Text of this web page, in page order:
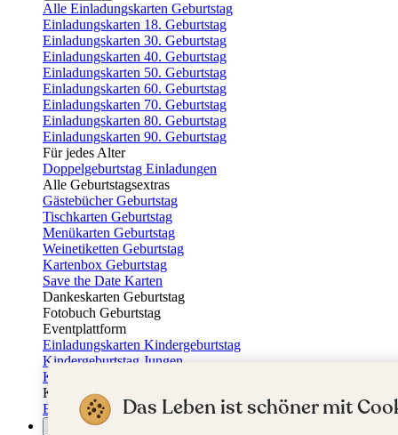
Alle Einladungskarten Geburtstag
Einladungskarten 18. Geburtstag
Einladungskarten 30. Geburtstag
Einladungskarten 40. Geburtstag
Einladungskarten 50. Geburtstag
Einladungskarten 60. Geburtstag
Einladungskarten 70. Geburtstag
Einladungskarten 80. Geburtstag
Einladungskarten 90. Geburtstag
Für jedes Alter
Doppelgeburtstag Einladungen
Alle Geburtstagsextras
Gästebücher Geburtstag
Tischkarten Geburtstag
Menükarten Geburtstag
Weinetiketten Geburtstag
Kartenbox Geburtstag
Save the Date Karten
Dankeskarten Geburtstag
Fotobuch Geburtstag
Eventplattform
Einladungskarten Kindergeburtstag
Kindergeburtstag Jungen
Kindergeburtstag Mädchen
Kindergeburtstag Unisex
Einladungskarten 1. Geburtstag
Fotogeschenke
Das Leben ist schöner mit